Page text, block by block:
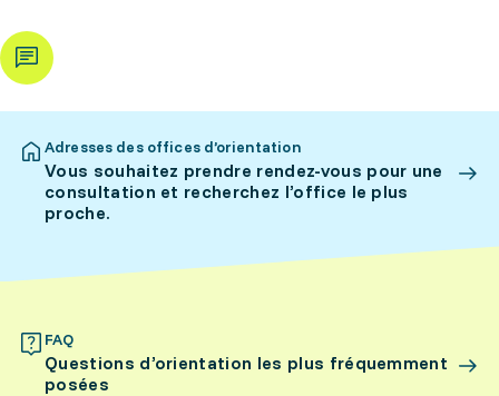
Adresses des offices d’orientation
Vous souhaitez prendre rendez-vous pour une
consultation et recherchez l’office le plus
proche.
FAQ
Questions d’orientation les plus fréquemment
posées